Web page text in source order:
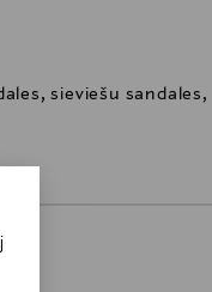
sieviešu sandales,